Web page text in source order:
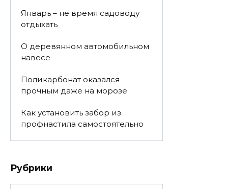
Январь – не время садоводу
отдыхать
О деревянном автомобильном
навесе
Поликарбонат оказался
прочным даже на морозе
Как установить забор из
профнастила самостоятельно
Рубрики